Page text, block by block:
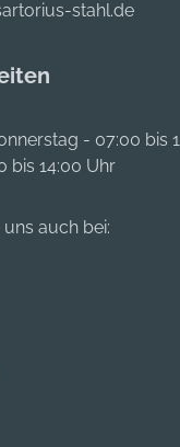
stahl.de
- 07:00 bis
bis 14:00 Uhr
auch bei: